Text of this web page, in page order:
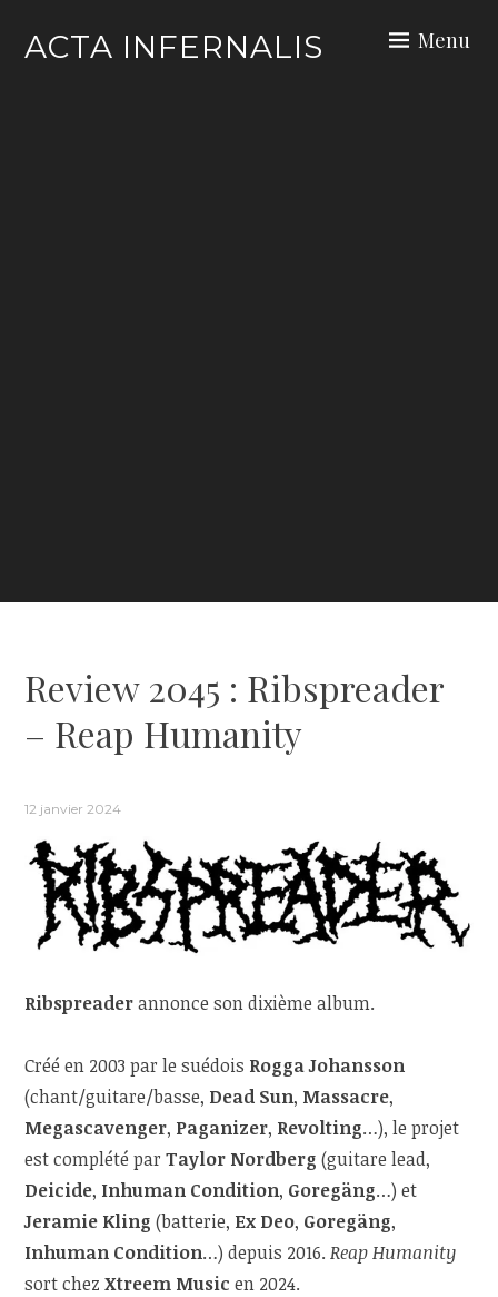
ACTA INFERNALIS Menu
Review 2045 : Ribspreader
– Reap Humanity
12 janvier 2024
Ribspreaderannonce son dixième album.
Créé en 2003 par le suédois Rogga Johansson
(chant/guitare/basse, Dead Sun, Massacre,
Megascavenger, Paganizer, Revolting…), le projet
est complété parTaylor Nordberg (guitare lead,
Deicide, Inhuman Condition, Goregäng…) et
Jeramie Kling (batterie, Ex Deo, Goregäng,
Inhuman Condition…) depuis 2016.Reap Humanity
sort chezXtreem Music en 2024.